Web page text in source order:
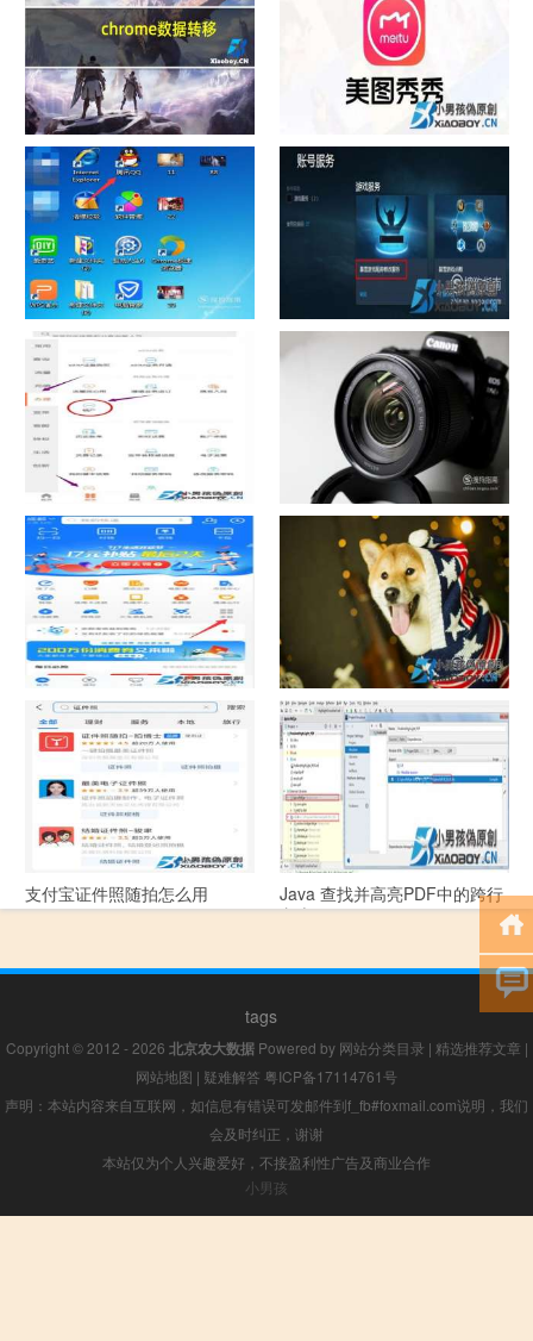
chrome数据转移 怎样给照片换背景
如何看认识QQ好友具体多少天
了
战网怎么修改昵称？
中国联通手机营业厅销户操作
指引
摄影作品的欣赏方法
支付宝怎么拍违章挣钱？
宠物定位器app开发可以解决哪
些问题？
支付宝证件照随拍怎么用
Java 查找并高亮PDF中的跨行
文本
tags
Copyright © 2012 - 2026 北京农大数据Powered by 网站分类目录 | 精选推荐文章 |
网站地图 | 疑难解答 粤ICP备17114761号
声明：本站内容来自互联网，如信息有错误可发邮件到f_fb#foxmail.com说明，我们
会及时纠正，谢谢
本站仅为个人兴趣爱好，不接盈利性广告及商业合作
小男孩